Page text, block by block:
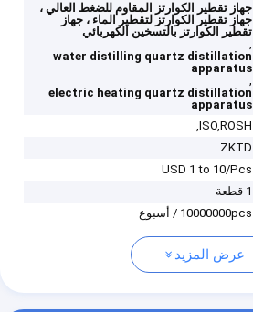
جهاز تقطير الكوارتز المقاوم للضغط العالي ،
جهاز تقطير الكوارتز لتقطير الماء ، جهاز
تقطير الكوارتز بالتسخين الكهربائي
,
water distilling quartz distillation
apparatus
,
electric heating quartz distillation
apparatus
ISO,ROSH,
ZKTD
USD 1 to 10/Pcs
1 قطعة
10000000pcs / أسبوع
عرض المزيد